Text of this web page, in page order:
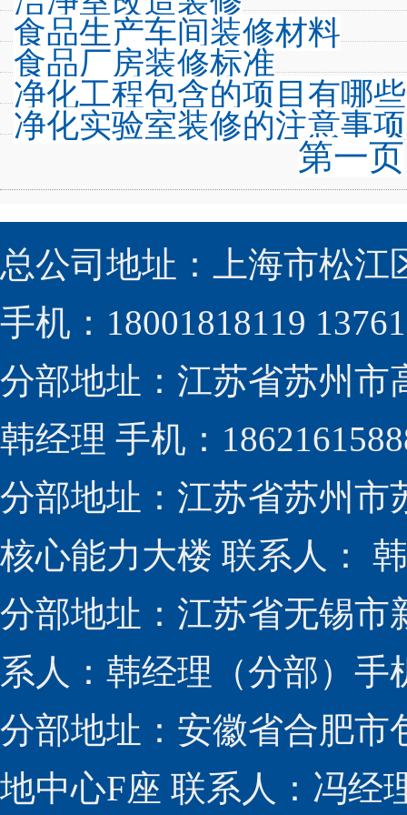
食品生产车间装修材料
食品厂房装修标准
净化工程包含的项目有哪
净化实验室装修的注意事项
第一页
总公司地址：上海市松江
手机：18001818119
分部地址：江苏省苏州市
韩经理 手机：
分部地址：江苏省苏州市
核心能力大楼 联系人：
分部地址：江苏省无锡市
系人：韩经理（分部）手
分部地址：安徽省合肥市
地中心F座 联系人：冯经